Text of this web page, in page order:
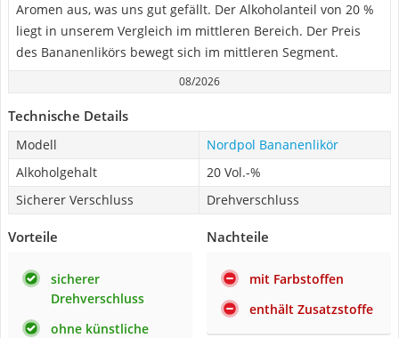
Aromen aus, was uns gut gefällt. Der Alkoholanteil von 20 %
liegt in unserem Vergleich im mittleren Bereich. Der Preis
des Bananenlikörs bewegt sich im mittleren Segment.
08/2026
Technische Details
Modell
Nordpol Bananenlikör
Alkoholgehalt
20 Vol.-%
Sicherer Verschluss
Drehverschluss
Vorteile
sicherer
Drehverschluss
ohne künstliche
Nachteile
mit Farbstoffen
enthält Zusatzstoffe